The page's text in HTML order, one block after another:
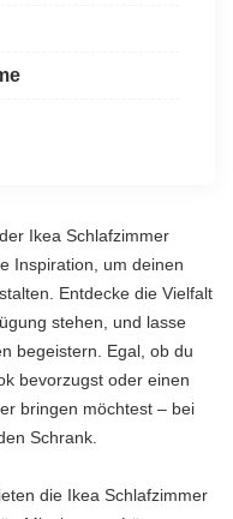
Ikea Schlafzimmer
Inspiration, um deinen
Entdecke die Vielfalt
stehen, und lasse
begeistern. Egal, ob du
bevorzugst oder einen
bringen möchtest – bei
Schrank.
die Ikea Schlafzimmer